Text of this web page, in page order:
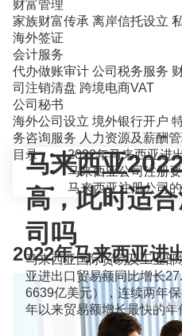
财富管理
家族财富传承 离岸信托设立
海外签证
会计服务
代办做账审计 公司税务服务
司注销清盘 跨境电商VAT
公司秘书
海外公司设立 境外银行开户
务咨询服务 人力资源及薪酬
当前位置
马来西亚
高，此时适
司吗
马来西亚国际贸易及工业
亚进出口贸易额同比增长
6639亿美元），连续两年
年以来贸易额增长最快的年
目录
2022年马来西亚进
马来西亚公司注册
马来西亚注册公司
2022年马来西亚进